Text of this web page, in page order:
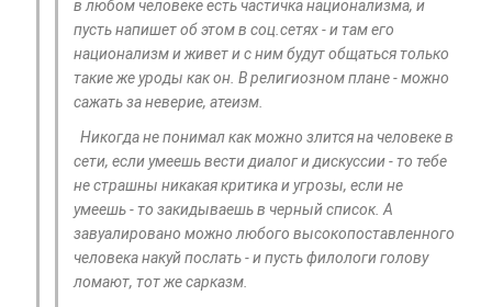
в любом человеке есть частичка национализма, и
пусть напишет об этом в соц.сетях - и там его
национализм и живет и с ним будут общаться только
такие же уроды как он. В религиозном плане - можно
сажать за неверие, атеизм.
Никогда не понимал как можно злится на человеке в
сети, если умеешь вести диалог и дискуссии - то тебе
не страшны никакая критика и угрозы, если не
умеешь - то закидываешь в черный список. А
завуалировано можно любого высокопоставленного
человека накуй послать - и пусть филологи голову
ломают, тот же сарказм.